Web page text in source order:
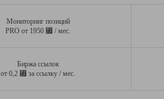
Мониторинг позиций
PRO от 1950 ⃏ / мес.
Биржа ссылок
от 0,2 ⃏ за ссылку / мес.